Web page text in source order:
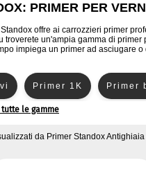
PRIMER PER
Standox offre ai carrozzieri primer
troverete un'ampia gamma di
impiega un primer ad asciugare
Primer 1K Primer
di primer
tutte le gamme
da Primer Standox